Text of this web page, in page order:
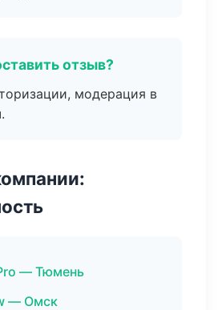
отзыв?
модерация в
— Тюмень
— Омск